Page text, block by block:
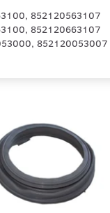
852120563107
852120663107
852120053007